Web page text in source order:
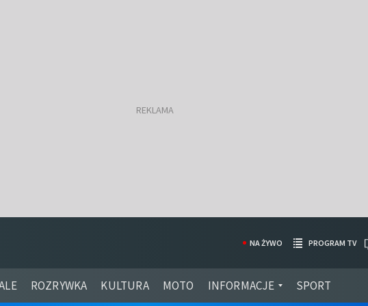
ROZRYWKA KULTURA MOTO INFORMACJE SPORT
NA ŻYWO PROGRAM TV